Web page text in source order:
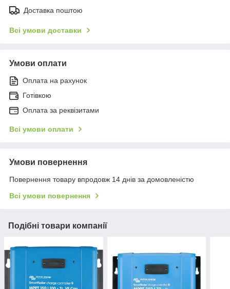
Доставка поштою
Всі умови доставки
Умови оплати
Оплата на рахунок
Готівкою
Оплата за реквізитами
Всі умови оплати
Умови повернення
Повернення товару впродовж 14 днів за домовленістю
Всі умови повернення
Подібні товари компанії